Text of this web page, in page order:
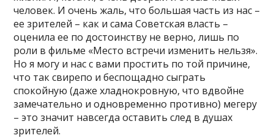
человек. И очень жаль, что большая часть из нас –
ее зрителей – как и сама Советская власть –
оценила ее по достоинству не верно, лишь по
роли в фильме «Место встречи изменить нельзя».
Но я могу и нас с вами простить по той причине,
что так свирепо и беспощадно сыграть
спокойную (даже хладнокровную, что вдвойне
замечательно и одновременно противно) мегеру
– это значит навсегда оставить след в душах
зрителей.